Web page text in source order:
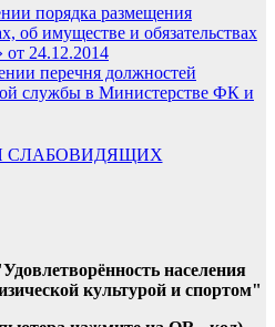
порядка размещения
об имуществе и обязательствах
от 24.12.2014
перечня должностей
службы в Министерстве ФК и
СЛАБОВИДЯЩИХ
населения
культурой и спортом"